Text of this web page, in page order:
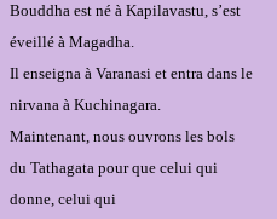
Bouddha est né à Kapilavastu, s’est
éveillé à Magadha.
Il enseigna à Varanasi et entra dans le
nirvana à Kuchinagara.
Maintenant, nous ouvrons les bols
du Tathagata pour que celui qui
donne, celui qui